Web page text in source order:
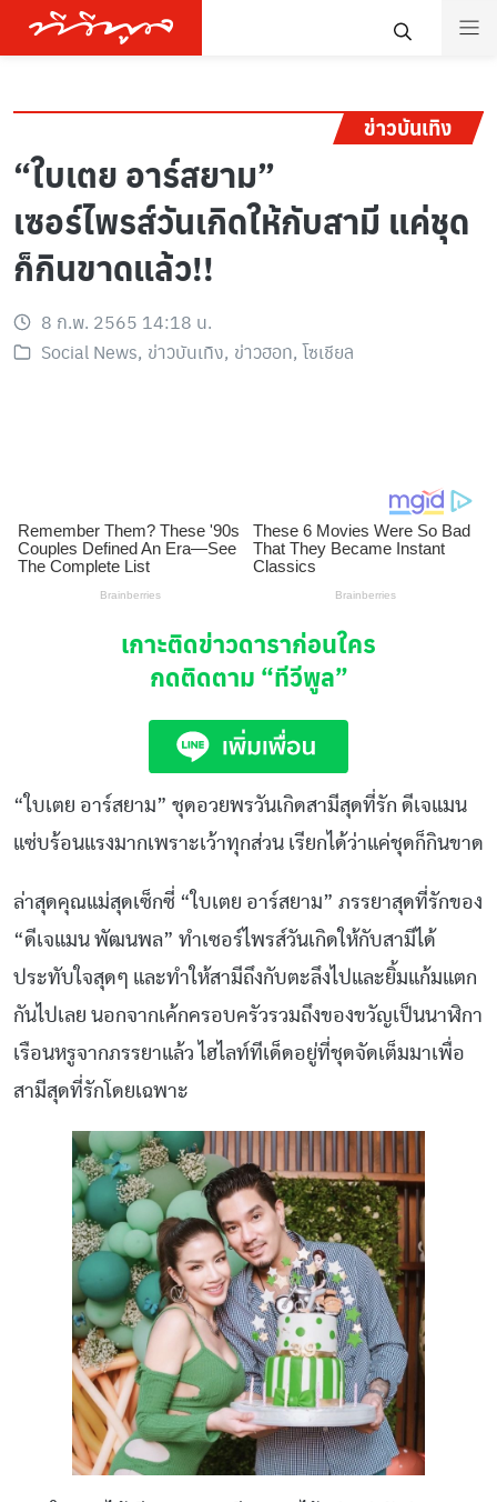
ข่าวบันเทิง
“ใบเตย อาร์สยาม”
เซอร์ไพรส์วันเกิดให้กับสามี แค่ชุด
ก็กินขาดแล้ว!!
8 ก.พ. 2565 14:18 น.
Social News, ข่าวบันเทิง, ข่าวฮอท, โซเชียล
เกาะติดข่าวดาราก่อนใคร
กดติดตาม “ทีวีพูล”
“ใบเตย อาร์สยาม” ชุดอวยพรวันเกิดสามีสุดที่รัก ดีเจแมน
แซ่บร้อนแรงมากเพราะเว้าทุกส่วน เรียกได้ว่าแค่ชุดก็กินขาด
ล่าสุดคุณแม่สุดเซ็กซี่ “ใบเตย อาร์สยาม” ภรรยาสุดที่รักของ
“ดีเจแมน พัฒนพล” ทำเซอร์ไพรส์วันเกิดให้กับสามีได้
ประทับใจสุดๆ และทำให้สามีถึงกับตะลึงไปและยิ้มแก้มแตก
กันไปเลย นอกจากเค้กครอบครัวรวมถึงของขวัญเป็นนาฬิกา
เรือนหรูจากภรรยาแล้ว ไฮไลท์ทีเด็ดอยู่ที่ชุดจัดเต็มมาเพื่อ
สามีสุดที่รักโดยเฉพาะ